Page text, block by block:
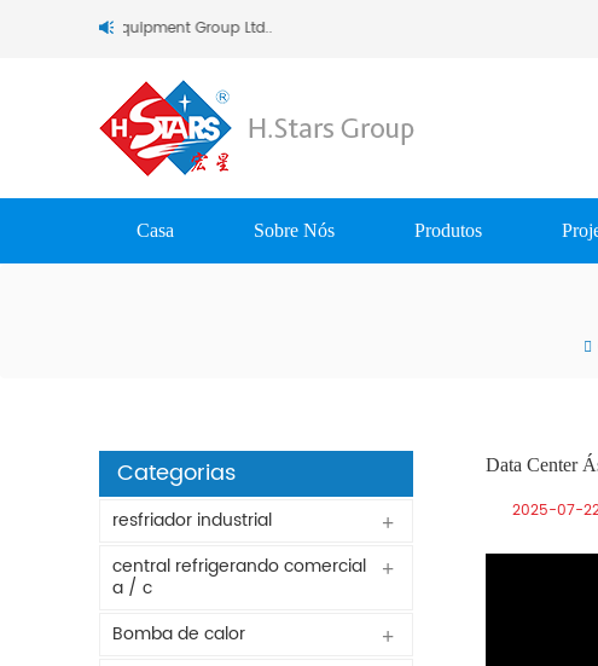
Refrigerating Equipment Group Ltd..
Casa Sobre Nós Produtos
Data Center
2025-07-
Categorias
resfriador industrial
central refrigerando comercial
a / c
Bomba de calor